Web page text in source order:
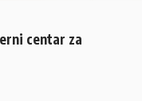
centar za